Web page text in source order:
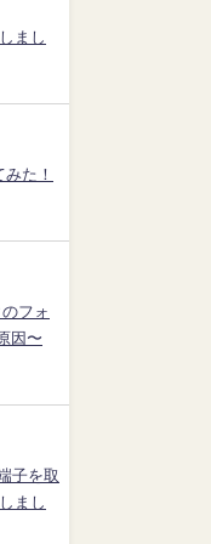
まし
た！
フォ
因〜
子を取
まし